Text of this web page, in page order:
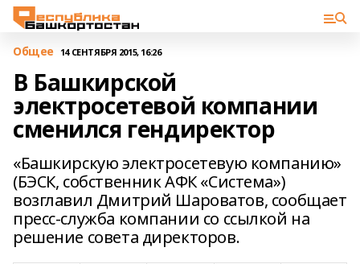
Общее 14 СЕНТЯБРЯ 2015, 16:26
В Башкирской
электросетевой компании
сменился гендиректор
«Башкирскую электросетевую компанию»
(БЭСК, собственник АФК «Система»)
возглавил Дмитрий Шароватов, сообщает
пресс-служба компании со ссылкой на
решение совета директоров.